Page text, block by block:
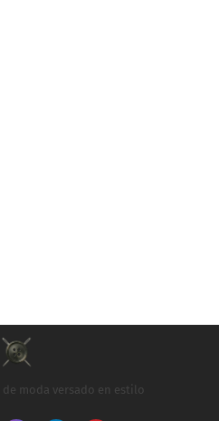
moda versado en estilo